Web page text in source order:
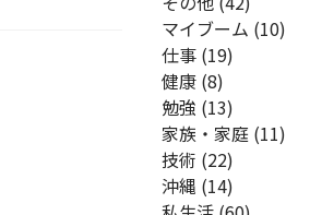
マイブーム (10)
仕事 (19)
健康 (8)
勉強 (13)
家族・家庭 (11)
技術 (22)
沖縄 (14)